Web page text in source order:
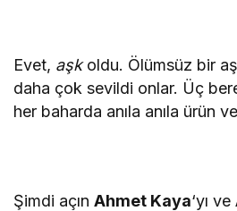
Evet, aşkoldu. Ölümsüz bir
daha çok sevildi onlar. Üç
her baharda anıla anıla ürün
Şimdi açınAhmet Kaya‘yı ve